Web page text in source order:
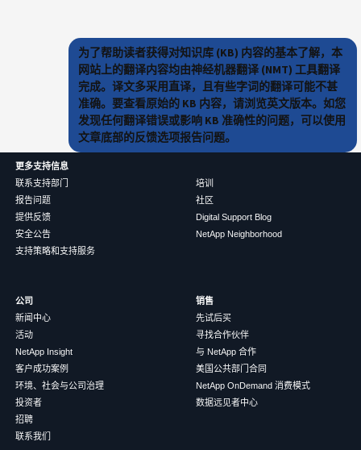
为了帮助读者获得对知识库 (KB) 内容的基本了解，本
网站上的翻译内容均由神经机器翻译 (NMT) 工具翻译
完成。译文多采用直译，且有些字词的翻译可能不甚
准确。要查看原始的 KB 内容，请浏览英文版本。如您
发现任何翻译错误或影响 KB 准确性的问题，可以使用
文章底部的反馈选项报告问题。
更多支持信息
联系支持部门
报告问题
提供反馈
安全公告
支持策略和支持服务
培训
社区
Digital Support Blog
NetApp Neighborhood
公司
新闻中心
活动
NetApp Insight
客户成功案例
环境、社会与公司治理
投资者
招聘
联系我们
销售
先试后买
寻找合作伙伴
与 NetApp 合作
美国公共部门合同
NetApp OnDemand 消费模式
数据远见者中心